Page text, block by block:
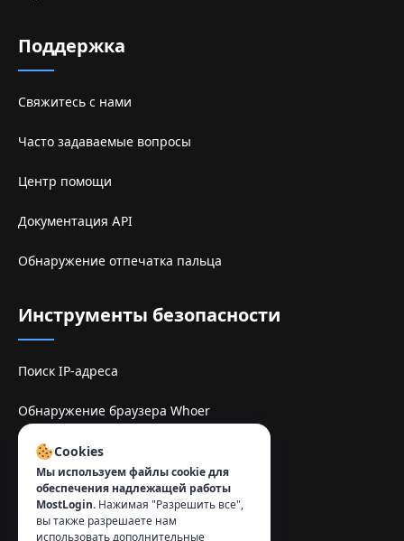
Поддержка
Свяжитесь с нами
Часто задаваемые вопросы
Центр помощи
Документация API
Обнаружение отпечатка пальца
Инструменты безопасности
Поиск IP-адреса
Обнаружение браузера Whoer
Sitio de espelhe TamilMV
Контакты:
info@mostlogin.com
Cookies
Мы используем файлы cookie для
обеспечения надлежащей работы
MostLogin. Нажимая "Разрешить все",
вы также разрешаете нам
использовать дополнительные